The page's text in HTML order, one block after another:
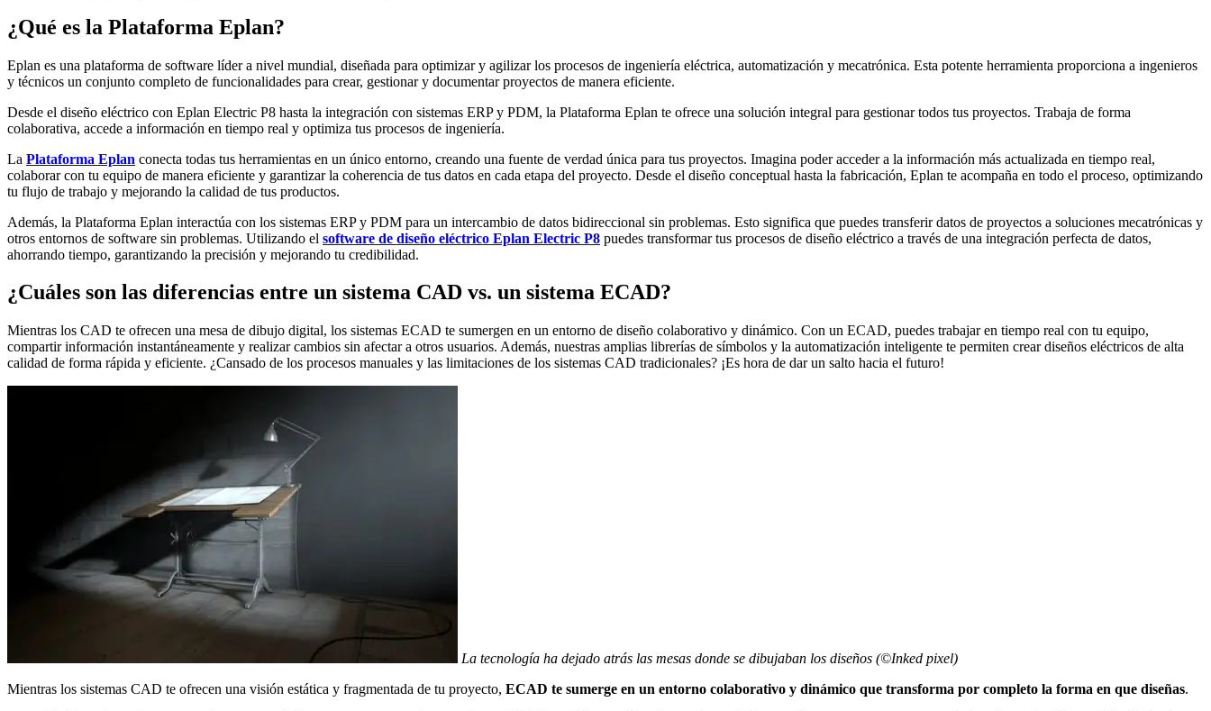
¿Qué es la Plataforma Eplan?
Eplan es una plataforma de software líder a nivel mundial, diseñada para optimizar y agilizar los procesos de ingeniería eléctrica, automatización y mecatrónica. Esta potente herramienta proporciona a ingenieros
y técnicos un conjunto completo de funcionalidades para crear, gestionar y documentar proyectos de manera eficiente.
Desde el diseño eléctrico con Eplan Electric P8 hasta la integración con sistemas ERP y PDM, la Plataforma Eplan te ofrece una solución integral para gestionar todos tus proyectos. Trabaja de forma
colaborativa, accede a información en tiempo real y optimiza tus procesos de ingeniería.
La Plataforma Eplan conecta todas tus herramientas en un único entorno, creando una fuente de verdad única para tus proyectos. Imagina poder acceder a la información más actualizada en tiempo real,
colaborar con tu equipo de manera eficiente y garantizar la coherencia de tus datos en cada etapa del proyecto. Desde el diseño conceptual hasta la fabricación, Eplan te acompaña en todo el proceso, optimizando
tu flujo de trabajo y mejorando la calidad de tus productos.
Además, la Plataforma Eplan interactúa con los sistemas ERP y PDM para un intercambio de datos bidireccional sin problemas. Esto significa que puedes transferir datos de proyectos a soluciones mecatrónicas y
otros entornos de software sin problemas. Utilizando el software de diseño eléctrico Eplan Electric P8 puedes transformar tus procesos de diseño eléctrico a través de una integración perfecta de datos,
ahorrando tiempo, garantizando la precisión y mejorando tu credibilidad.
¿Cuáles son las diferencias entre un sistema CAD vs. un sistema ECAD?
Mientras los CAD te ofrecen una mesa de dibujo digital, los sistemas ECAD te sumergen en un entorno de diseño colaborativo y dinámico. Con un ECAD, puedes trabajar en tiempo real con tu equipo,
compartir información instantáneamente y realizar cambios sin afectar a otros usuarios. Además, nuestras amplias librerías de símbolos y la automatización inteligente te permiten crear diseños eléctricos de alta
calidad de forma rápida y eficiente. ¿Cansado de los procesos manuales y las limitaciones de los sistemas CAD tradicionales? ¡Es hora de dar un salto hacia el futuro!
La tecnología ha dejado atrás las mesas donde se dibujaban los diseños (©Inked pixel)
Mientras los sistemas CAD te ofrecen una visión estática y fragmentada de tu proyecto, ECAD te sumerge en un entorno colaborativo y dinámico que transforma por completo la forma en que diseñas.